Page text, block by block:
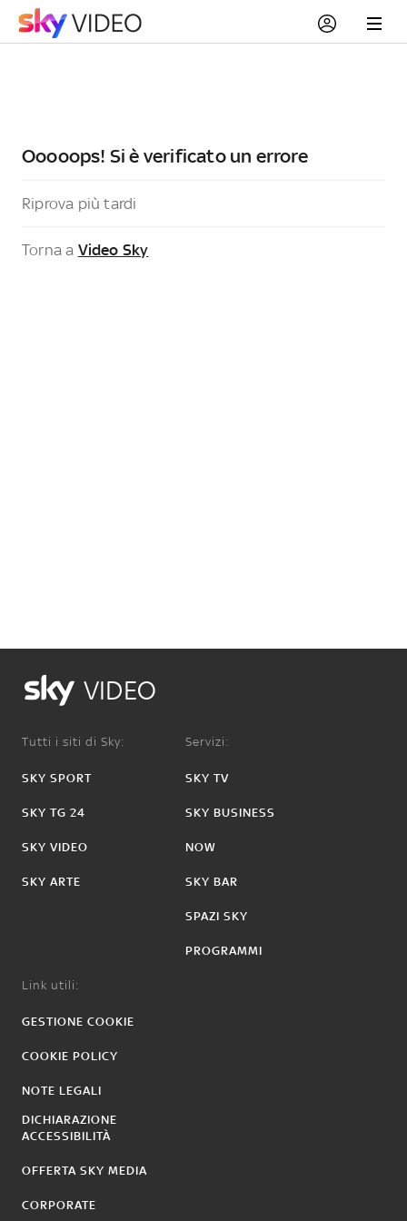
Ooooops! Si è verificato un errore
Riprova più tardi
Torna a Video Sky
VIDEO
Tutti i siti di Sky:
SKY SPORT
SKY TG 24
SKY VIDEO
SKY ARTE
Servizi:
SKY TV
SKY BUSINESS
NOW
SKY BAR
SPAZI SKY
PROGRAMMI
Link utili:
GESTIONE COOKIE
COOKIE POLICY
NOTE LEGALI
DICHIARAZIONE
ACCESSIBILITÀ
OFFERTA SKY MEDIA
CORPORATE